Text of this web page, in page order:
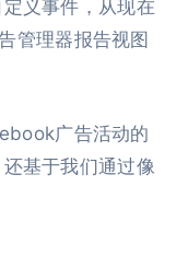
义事件，从现在
管理器报告视图
广告活动的
基于我们通过像